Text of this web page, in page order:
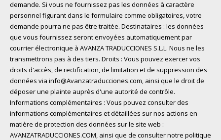
demande. Si vous ne fournissez pas les données à caractère
personnel figurant dans le formulaire comme obligatoires, votre
demande pourra ne pas être traitée. Destinataires : les données
que vous fournissez seront envoyées automatiquement par
courrier électronique à AVANZA TRADUCCIONES S.L.L. Nous ne les
transmettrons pas à des tiers. Droits : Vous pouvez exercer vos
droits d'accès, de rectification, de limitation et de suppression des
données via info@Avanzatraducciones.com, ainsi que le droit de
déposer une plainte auprès d'une autorité de contrôle.
Informations complémentaires : Vous pouvez consulter des
informations complémentaires et détaillées sur nos actions en
matière de protection des données sur le site web :
AVANZATRADUCCIONES.COM, ainsi que de consulter notre politique